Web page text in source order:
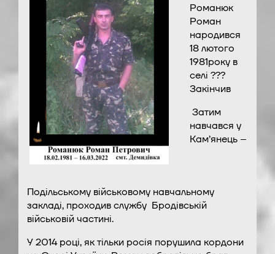
Романюк
Роман
народився
18 лютого
1981року в
селі ???
Закінчив
Затим
навчався у
Кам’янець –
Подільському військовому навчальному
закладі, проходив службу Бродівській
військовій частині.
У 2014 році, як тільки росія порушила кордони